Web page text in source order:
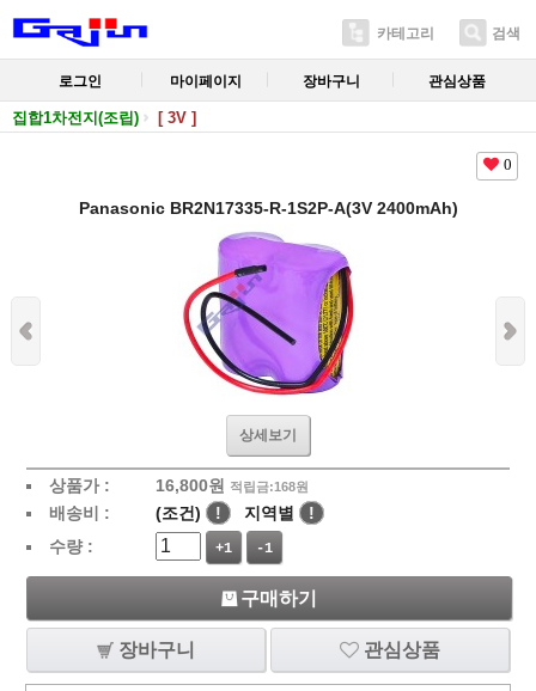
카테고리 검색
로그인 마이페이지 장바구니 관심상품
집합1차전지(조립) [ 3V ]
0
Panasonic BR2N17335-R-1S2P-A(3V 2400mAh)
상세보기
상품가 : 16,800원 적립금:168원
배송비 : (조건) ! 지역별
!
수량 :
+1 -1
구매하기
장바구니 관심상품